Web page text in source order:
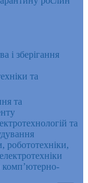
і зберігання
та
та
та
робототехніки,
комп’ютерно-